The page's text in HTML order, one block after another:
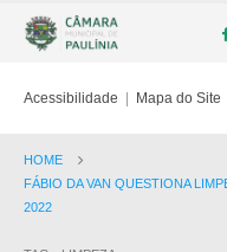
Acessibilidade | Mapa do Site
HOME
FÁBIO DA VAN QUESTIONA
2022